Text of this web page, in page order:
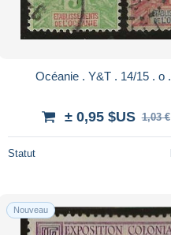
± 0,95 $US 1,03 €
Statut
Nouveau